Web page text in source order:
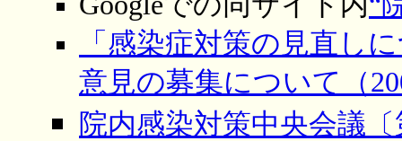
「感染症対策の見直し
意見の募集について（
院内感染対策中央会議